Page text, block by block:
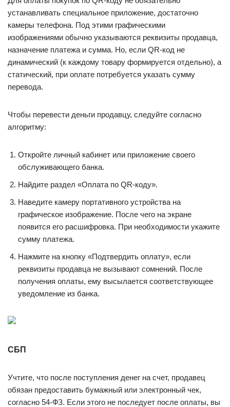
устанавливать специальное приложение, достаточно
камеры телефона. Под этими графическими
изображениями обычно указываются реквизиты продавца,
назначение платежа и сумма. Но, если QR-код не
динамический (к каждому товару формируется отдельно), а
статический, при оплате потребуется указать сумму
перевода.
Чтобы перевести деньги продавцу, следуйте согласно
алгоритму:
Откройте личный кабинет или приложение своего
обслуживающего банка.
Найдите раздел «Оплата по QR-коду».
Наведите камеру портативного устройства на
графическое изображение. После чего на экране
появится его расшифровка. При необходимости укажите
сумму платежа.
Нажмите на кнопку «Подтвердить оплату», если
реквизиты продавца не вызывают сомнений. После
получения оплаты, ему высылается соответствующее
уведомление из банка.
СБП
Учтите, что после поступления денег на счет, продавец
обязан предоставить бумажный или электронный чек,
согласно 54-ФЗ. Если этого не последует после оплаты, вы